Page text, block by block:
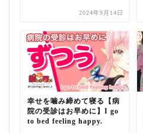
2024年9月14日
幸せを噛み締めて寝る【病
院の受診はお早めに】I go
to bed feeling happy.